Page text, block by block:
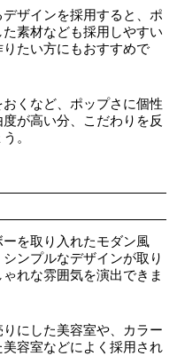
ザインを採用すると、ポ
素材なども採用しやすい
たい方にもおすすめで
くなど、ポップさに個性
が高い分、こだわりを反
。
を取り入れたモダン風
ンプルなデザインが取り
れな雰囲気を演出できま
にした美容室や、カラー
容室などによく採用され